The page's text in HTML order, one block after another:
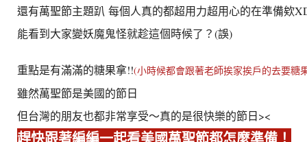
還有萬聖節主題趴 每個人真的都超用力超用心的在準備欸
能看到大家變妖魔鬼怪就趁這個時候了？(誤)
重點是有滿滿的糖果拿!!(小時候都會跟著老師挨家挨戶的去要糖
雖然萬聖節是美國的節日
但台灣的朋友也都非常享受～真的是很快樂的節日><